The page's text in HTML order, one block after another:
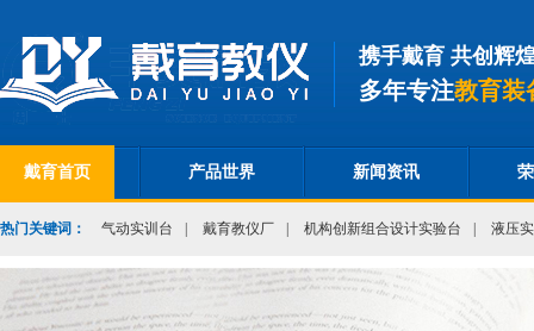
携手戴育 共创辉
多年专注教育装
戴育首页 产品世界 新闻资讯
热门关键词： 气动实训台 戴育教仪厂 机构创新组合设计实验台 液压